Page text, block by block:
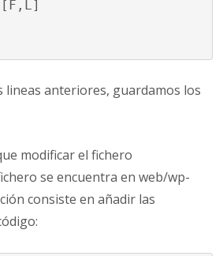
lineas anteriores, guardamos los
modificar el fichero
se encuentra en web/wp-
consiste en añadir las